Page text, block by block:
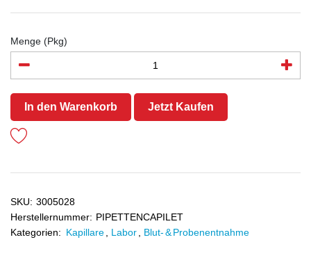
Menge (Pkg)
In den Warenkorb Jetzt Kaufen
SKU: 3005028
Herstellernummer: PIPETTENCAPILET
Kategorien: Kapillare Labor Blut- & Probenentnahme